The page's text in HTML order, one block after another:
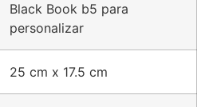
Black Book b5 para
personalizar
25 cm x 17.5 cm